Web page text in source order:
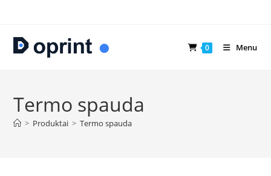
content
0 Menu
Termo spauda
> Produktai > Termo spauda